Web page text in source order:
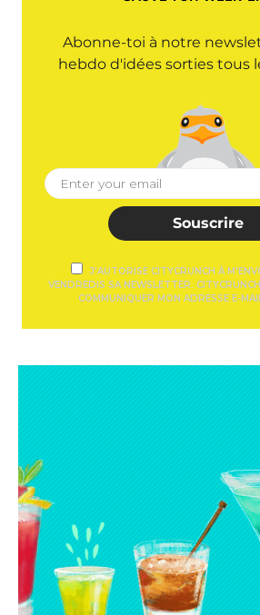
Abonne-toi à notre
hebdo d'idées sorties tous
Souscrire
J'AUTORISE CITYCRUNCH À
VENDREDIS SA NEWSLETTER.
COMMUNIQUER MON ADRESSE E-